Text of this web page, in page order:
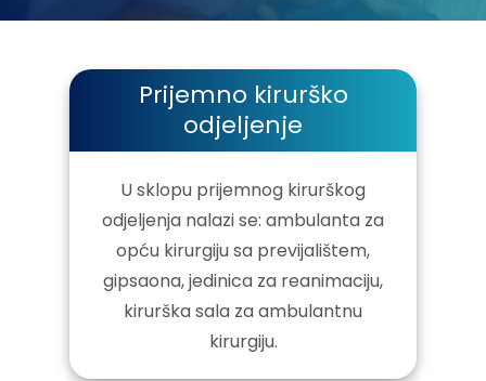
Prijemno kirurško
odjeljenje
U sklopu prijemnog kirurškog
odjeljenja nalazi se: ambulanta za
opću kirurgiju sa previjalištem,
gipsaona, jedinica za reanimaciju,
kirurška sala za ambulantnu
kirurgiju.